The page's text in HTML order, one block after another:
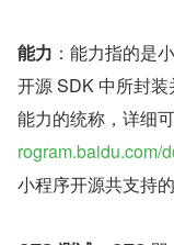
能力 ：能力指的是
开源 SDK 中所封
能力的统称，详细
rogram.baidu.com/
小程序开源共支持